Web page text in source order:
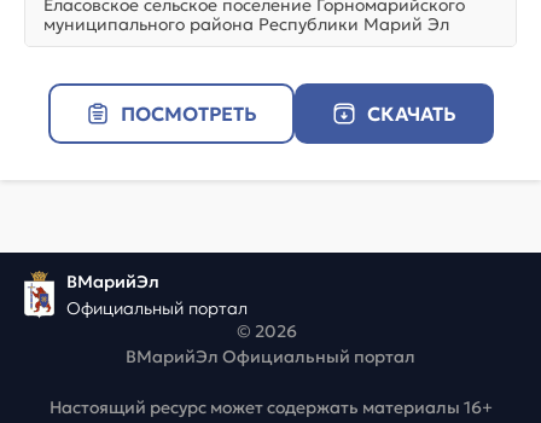
муниципального района Республики Марий Эл
ПОСМОТРЕТЬ СКАЧАТЬ
ВМарийЭл
Официальный портал
© 2026
ВМарийЭл Официальный портал
Настоящий ресурс может содержать материалы 16+